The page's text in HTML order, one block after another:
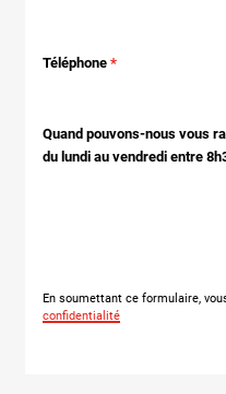
Téléphone
Quand pouvons-nous vous
du lundi au vendredi entre
En soumettant ce formulaire,
confidentialité